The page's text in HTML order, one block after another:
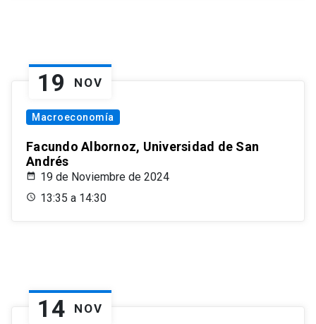
19 NOV
Macroeconomía
Facundo Albornoz, Universidad de San
Andrés
19 de Noviembre de 2024
13:35 a 14:30
14 NOV